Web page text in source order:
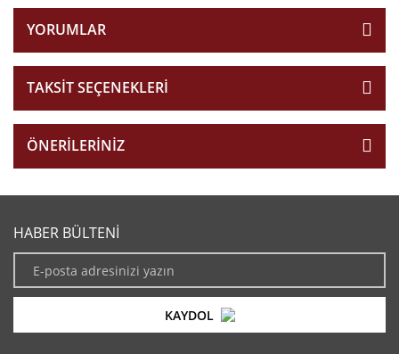
YORUMLAR
TAKSIT SEÇENEKLERI
ÖNERILERINIZ
HABER BÜLTENİ
KAYDOL